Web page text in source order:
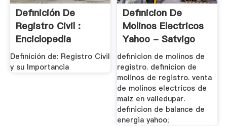
Definición De
Registro Civil :
Enciclopedia
Culturalia
Definición de: Registro Civil
y su Importancia
Definicion De
Molinos Electricos
Yahoo - Satvigo
definicion de molinos de
registro. definicion de
molinos de registro. venta
de molinos electricos de
maiz en valledupar.
definicion de balance de
energia yahoo;